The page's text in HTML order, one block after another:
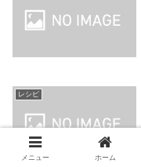
レシピ
メニュー ホーム